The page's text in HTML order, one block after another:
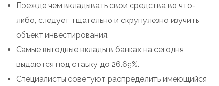
Прежде чем вкладывать свои средства во что-
либо, следует тщательно и скрупулезно изучить
объект инвестирования.
Самые выгодные вклады в банках на сегодня
выдаются под ставку до 26.69%.
Специалисты советуют распределить имеющийся